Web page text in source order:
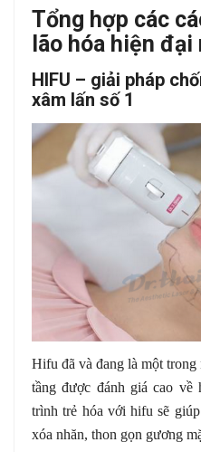
Tổng hợp các
lão hóa hiện đại
HIFU – giải pháp
xâm lấn số 1
Hifu đã và đang là một trong
tầng được đánh giá cao về
trình trẻ hóa với hifu sẽ
xóa nhăn, thon gọn gương